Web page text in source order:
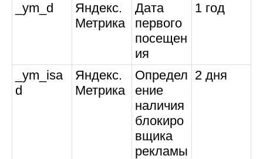
_ym_d
Яндекс.
Метрика
Дата
первого
посещен
ия
1 год
_ym_isa
d
Яндекс.
Метрика
Определ
ение
наличия
блокиро
вщика
рекламы
2 дня